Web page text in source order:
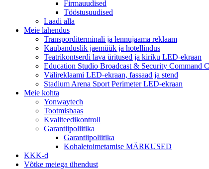
Firmauudised
Tööstusuudised
Laadi alla
Meie lahendus
Transporditerminali ja lennujaama reklaam
Kaubanduslik jaemüük ja hotellindus
Teatrikontserdi lava üritused ja kiriku LED-ekraan
Education Studio Broadcast & Security Command
Välireklaami LED-ekraan, fassaad ja stend
Stadium Arena Sport Perimeter LED-ekraan
Meie kohta
Yonwaytech
Tootmisbaas
Kvaliteedikontroll
Garantiipoliitika
Garantiipoliitika
Kohaletoimetamise MÄRKUSED
KKK-d
Võtke meiega ühendust